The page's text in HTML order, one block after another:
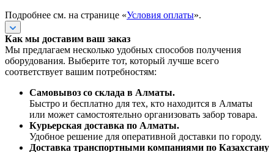
Подробнее см. на странице «Условия оплаты».
Как мы доставим ваш заказ
Мы предлагаем несколько удобных способов получения
оборудования. Выберите тот, который лучше всего
соответствует вашим потребностям:
Самовывоз со склада в Алматы.
Быстро и бесплатно для тех, кто находится в Алматы
или может самостоятельно организовать забор товара.
Курьерская доставка по Алматы.
Удобное решение для оперативной доставки по городу.
Доставка транспортными компаниями по Казахстану